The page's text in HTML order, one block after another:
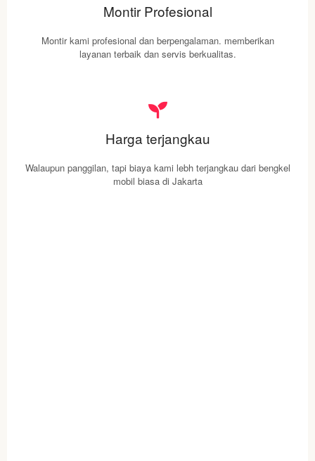
Montir Profesional
Montir kami profesional dan berpengalaman. memberikan
layanan terbaik dan servis berkualitas.
Harga terjangkau
Walaupun panggilan, tapi biaya kami lebh terjangkau dari bengkel
mobil biasa di Jakarta